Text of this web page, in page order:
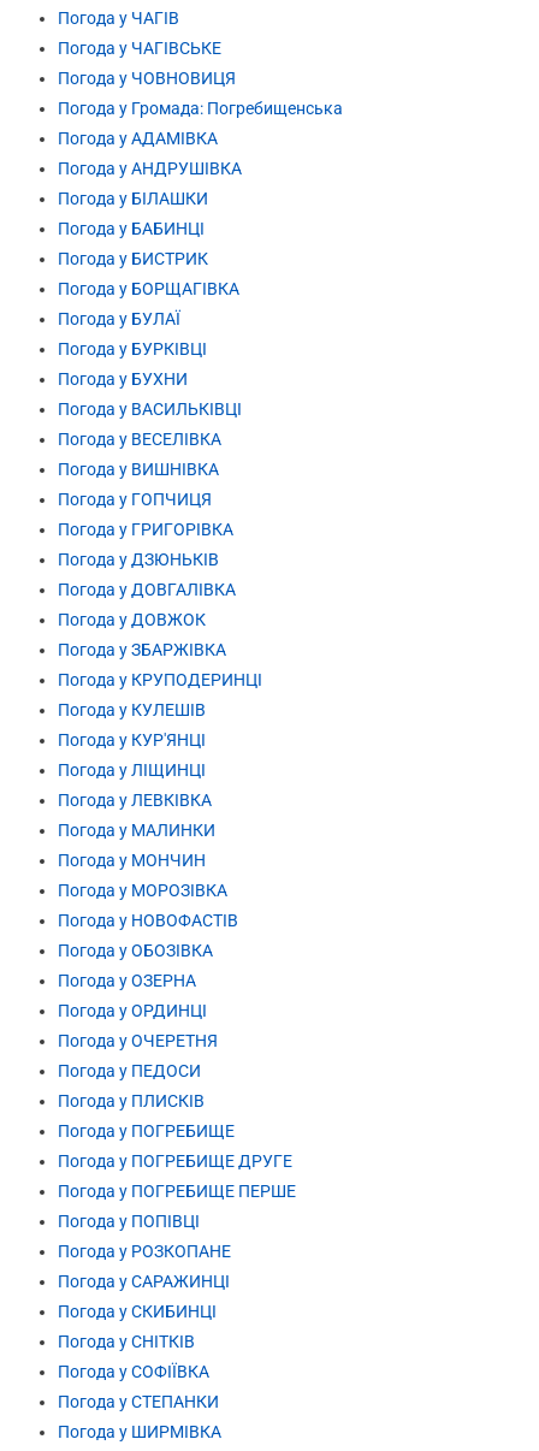
Погода у ЧАГІВ
Погода у ЧАГІВСЬКЕ
Погода у ЧОВНОВИЦЯ
Погода у Громада: Погребищенська
Погода у АДАМІВКА
Погода у АНДРУШІВКА
Погода у БІЛАШКИ
Погода у БАБИНЦІ
Погода у БИСТРИК
Погода у БОРЩАГІВКА
Погода у БУЛАЇ
Погода у БУРКІВЦІ
Погода у БУХНИ
Погода у ВАСИЛЬКІВЦІ
Погода у ВЕСЕЛІВКА
Погода у ВИШНІВКА
Погода у ГОПЧИЦЯ
Погода у ГРИГОРІВКА
Погода у ДЗЮНЬКІВ
Погода у ДОВГАЛІВКА
Погода у ДОВЖОК
Погода у ЗБАРЖІВКА
Погода у КРУПОДЕРИНЦІ
Погода у КУЛЕШІВ
Погода у КУР'ЯНЦІ
Погода у ЛІЩИНЦІ
Погода у ЛЕВКІВКА
Погода у МАЛИНКИ
Погода у МОНЧИН
Погода у МОРОЗІВКА
Погода у НОВОФАСТІВ
Погода у ОБОЗІВКА
Погода у ОЗЕРНА
Погода у ОРДИНЦІ
Погода у ОЧЕРЕТНЯ
Погода у ПЕДОСИ
Погода у ПЛИСКІВ
Погода у ПОГРЕБИЩЕ
Погода у ПОГРЕБИЩЕ ДРУГЕ
Погода у ПОГРЕБИЩЕ ПЕРШЕ
Погода у ПОПІВЦІ
Погода у РОЗКОПАНЕ
Погода у САРАЖИНЦІ
Погода у СКИБИНЦІ
Погода у СНІТКІВ
Погода у СОФІЇВКА
Погода у СТЕПАНКИ
Погода у ШИРМІВКА